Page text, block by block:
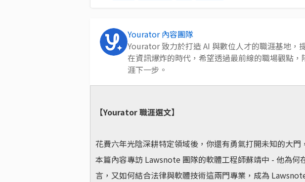
Yourator 內容團隊
Yourator 致力於打造 AI 與數位人才的職涯基地，
在資訊爆炸的時代，希望透過最前線的職場觀點
涯下一步。
【Yourator 職涯選文】
花費六年光陰深耕特定領域後，你還有勇氣打開未知的大門
本篇內容專訪 Lawsnote 團隊的軟體工程師蘇靖中 - 他為何
言，又如何結合法律與軟體技術這兩門專業，成為